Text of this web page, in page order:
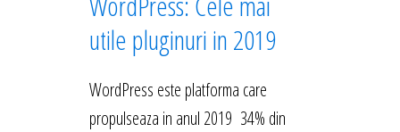
utile pluginuri in 2019
WordPress este platforma care
propulseaza in anul 2019 34% din